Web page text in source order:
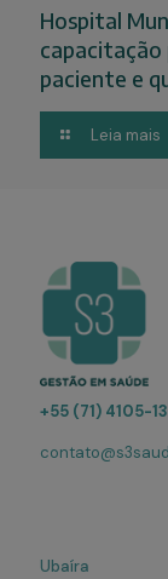
Hospital
paciente e
Leia mais
+55 (71) 4105-
Ubaíra